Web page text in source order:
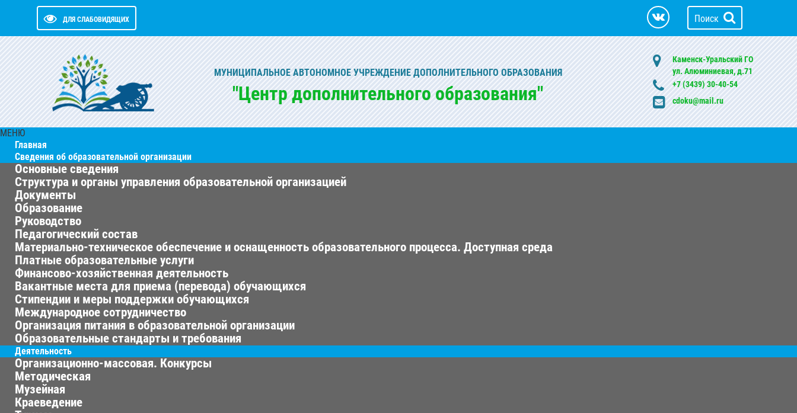
ДЛЯ СЛАБОВИДЯЩИХ Поиск
МУНИЦИПАЛЬНОЕ АВТОНОМНОЕ УЧРЕЖДЕНИЕ ДОПОЛНИТЕЛЬНОГО ОБРАЗОВАНИЯ
"Центр дополнительного образования"
Каменск-Уральский ГО
ул. Алюминиевая, д.71
+7 (3439) 30-40-54
cdoku@mail.ru
МЕНЮ
Главная
Сведения об образовательной организации
Основные сведения
Структура и органы управления образовательной организацией
Документы
Образование
Руководство
Педагогический состав
Материально-техническое обеспечение и оснащенность образовательного процесса. Доступная среда
Платные образовательные услуги
Финансово-хозяйственная деятельность
Вакантные места для приема (перевода) обучающихся
Стипендии и меры поддержки обучающихся
Международное сотрудничество
Организация питания в образовательной организации
Образовательные стандарты и требования
Деятельность
Организационно-массовая. Конкурсы
Методическая
Музейная
Краеведение